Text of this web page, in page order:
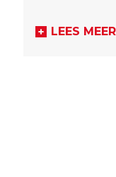
LEES MEER